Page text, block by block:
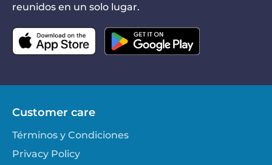
reunidos en un solo lugar.
Customer care
Términos y Condiciones
Privacy Policy